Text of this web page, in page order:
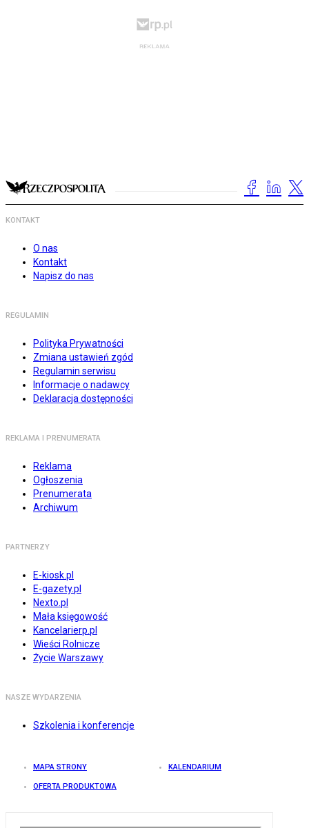
KONTAKT
O nas
Kontakt
Napisz do nas
REGULAMIN
Polityka Prywatności
Zmiana ustawień zgód
Regulamin serwisu
Informacje o nadawcy
Deklaracja dostępności
REKLAMA I PRENUMERATA
Reklama
Ogłoszenia
Prenumerata
Archiwum
PARTNERZY
E-kiosk.pl
E-gazety.pl
Nexto.pl
Mała księgowość
Kancelarierp.pl
Wieści Rolnicze
Życie Warszawy
NASZE WYDARZENIA
Szkolenia i konferencje
MAPA STRONY KALENDARIUM
OFERTA PRODUKTOWA